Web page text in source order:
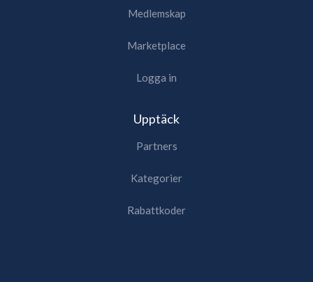
Medlemskap
Marketplace
Logga in
Upptäck
Partners
Kategorier
Rabattkoder